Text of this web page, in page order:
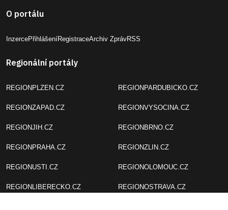
O portálu
InzercePřihlášeníRegistraceArchiv ZprávRSS
Regionální portály
REGIONPLZEN.CZ
REGIONZAPAD.CZ
REGIONJIH.CZ
REGIONPRAHA.CZ
REGIONUSTI.CZ
REGIONLIBERECKO.CZ
REGIONPARDUBICKO.CZ
REGIONVYSOCINA.CZ
REGIONBRNO.CZ
REGIONZLIN.CZ
REGIONOLOMOUC.CZ
REGIONOSTRAVA.CZ